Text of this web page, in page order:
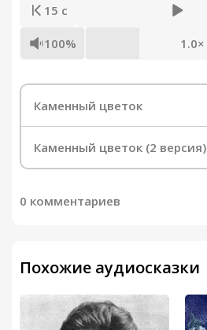
15 с
100% 1.0×
Каменный цветок
Каменный цветок (2 версия)
0 комментариев
Похожие аудиосказки